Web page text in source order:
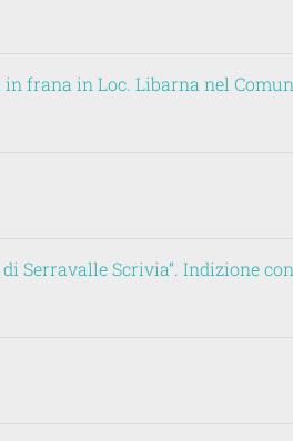
frana in Loc. Libarna nel
Serravalle Scrivia”. Indizione